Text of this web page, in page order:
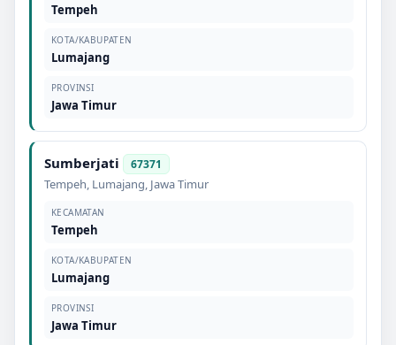
Tempeh
KOTA/KABUPATEN
Lumajang
PROVINSI
Jawa Timur
Sumberjati 67371
Tempeh, Lumajang, Jawa Timur
KECAMATAN
Tempeh
KOTA/KABUPATEN
Lumajang
PROVINSI
Jawa Timur